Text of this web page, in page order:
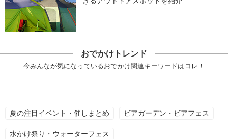
おでかけトレンド
今みんなが気になっているおでかけ関連キーワードはコレ！
夏の注目イベント・催しまとめ ビアガーデン・ビアフェス
水かけ祭り・ウォーターフェス